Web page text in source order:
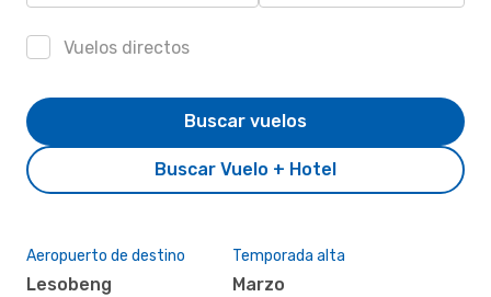
Vuelos directos
Buscar Vuelo + Hotel
Buscar vuelos
Aeropuerto de destino
Lesobeng
Temporada alta
marzo